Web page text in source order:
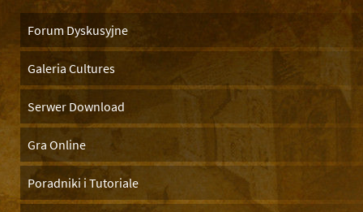
Forum Dyskusyjne
Galeria Cultures
Serwer Download
Gra Online
Poradniki i Tutoriale